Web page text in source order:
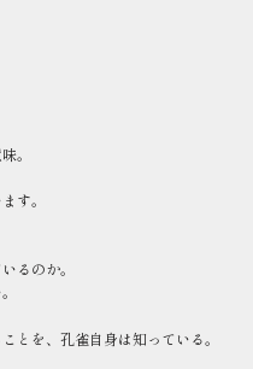
。
す。
るのか。
とを、 孔雀自身は知っている。